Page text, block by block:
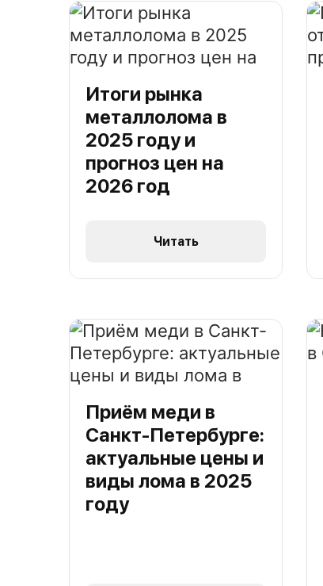
Итоги рынка
металлолома в
2025 году и
прогноз цен на
2026 год
Читать
Приём меди в
Санкт-Петербурге:
актуальные цены и
виды лома в 2025
году